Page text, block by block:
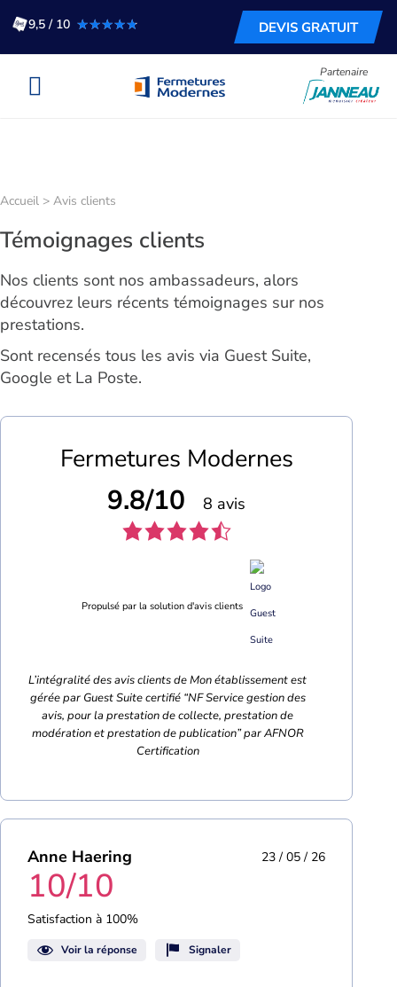
9,5 / 10 ★★★★★
★★★★★ DEVIS GRATUIT
Partenaire
Accueil > Avis clients
Témoignages clients
Nos clients sont nos ambassadeurs, alors
découvrez leurs récents témoignages sur nos
prestations.
Sont recensés tous les avis via Guest Suite,
Google et La Poste.
Fermetures Modernes
9.8/10 8 avis
Propulsé par la solution d'avis clients
L’intégralité des avis clients de Mon établissement est
gérée par Guest Suite certifié “NF Service gestion des
avis, pour la prestation de collecte, prestation de
modération et prestation de publication” par AFNOR
Certification
Anne Haering 23 / 05 / 26
10/10
Satisfaction à 100%
Voir la réponse Signaler